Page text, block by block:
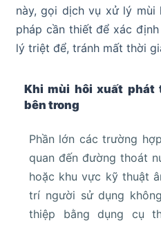
này, gọi dịch vụ xử lý mùi
pháp cần thiết để xác
lý triệt để, tránh mất thời
Khi mùi hôi xuất
bên trong
Phần lớn các trường
quan đến đường thoát
hoặc khu vực kỹ thuật
trí người sử dụng
thiệp bằng dụng cụ